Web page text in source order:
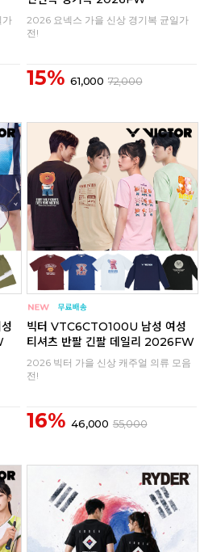
가
2026 요넥스 가을 신상 경기복 균일가
전!
15% 61,000 72,000
빅터 VTC6CTO100U 남성 여성
티셔츠 반팔 긴팔 데일리 2026FW
2026 빅터 가을 신상 캐주얼 의류 모음
전!
16% 46,000 55,000